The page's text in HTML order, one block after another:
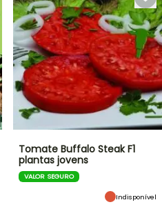
Tomate Buffalo Steak F1
plantas jovens
VALOR SEGURO
Indisponível